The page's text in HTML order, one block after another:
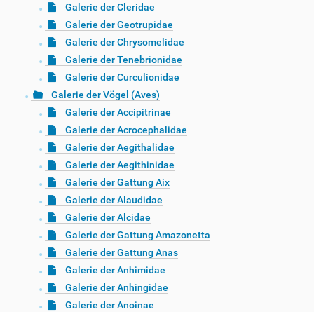
Galerie der Cleridae
Galerie der Geotrupidae
Galerie der Chrysomelidae
Galerie der Tenebrionidae
Galerie der Curculionidae
Galerie der Vögel (Aves)
Galerie der Accipitrinae
Galerie der Acrocephalidae
Galerie der Aegithalidae
Galerie der Aegithinidae
Galerie der Gattung Aix
Galerie der Alaudidae
Galerie der Alcidae
Galerie der Gattung Amazonetta
Galerie der Gattung Anas
Galerie der Anhimidae
Galerie der Anhingidae
Galerie der Anoinae